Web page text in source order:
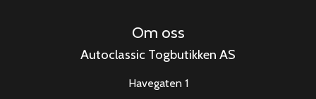
Om oss
Autoclassic Togbutikken AS
Havegaten 1